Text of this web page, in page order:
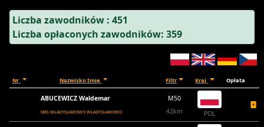
Liczba zawodników : 451
Liczba opłaconych zawodników: 359
Nr Nazwisko Imię Filtr Kraj Opłata
ABUCEWICZ Waldemar
MKS WŁADYSŁAWOWO WŁADYSŁAWOWO
M50
42km
POL